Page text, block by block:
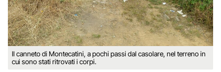
Il canneto di Montecatini, a pochi passi dal casolare, nel terreno in
cui sono stati ritrovati i corpi.